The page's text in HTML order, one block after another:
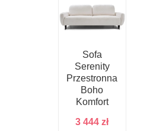
Sofa
Serenity
Przestronna
Boho
Komfort
3 444zł